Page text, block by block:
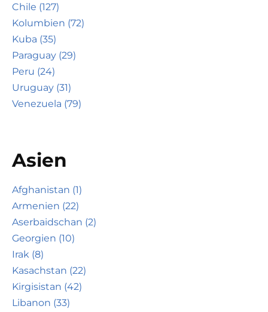
Chile (127)
Kolumbien (72)
Kuba (35)
Paraguay (29)
Peru (24)
Uruguay (31)
Venezuela (79)
Asien
Afghanistan (1)
Armenien (22)
Aserbaidschan (2)
Georgien (10)
Irak (8)
Kasachstan (22)
Kirgisistan (42)
Libanon (33)